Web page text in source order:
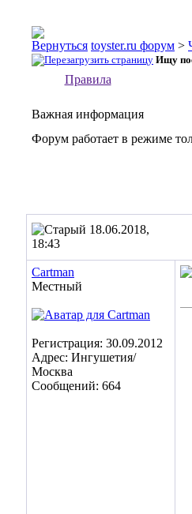
toyster.ru форум >
Ищу
Правила
Важная информация
Форум работает в режиме
18.06.2018,
18:43
Cartman
Местный
Регистрация: 30.09.2012
Адрес: Ингушетия/
Москва
Сообщений: 664